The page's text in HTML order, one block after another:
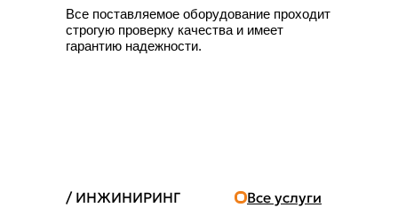
Все поставляемое оборудование проходит
строгую проверку качества и имеет
гарантию надежности.
/ ИНЖИНИРИНГ Все услуги